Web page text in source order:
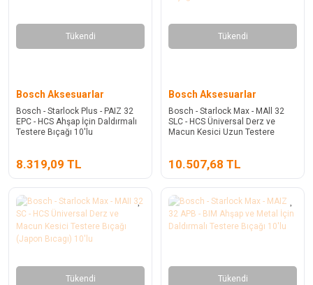
Tükendi
Bosch Aksesuarlar
Bosch - Starlock Plus - PAIZ 32
EPC - HCS Ahşap İçin Daldırmalı
Testere Bıçağı 10'lu
8.319,09 TL
Tükendi
Bosch Aksesuarlar
Bosch - Starlock Max - MAll 32
SLC - HCS Üniversal Derz ve
Macun Kesici Uzun Testere
10.507,68 TL
Tükendi Tükendi